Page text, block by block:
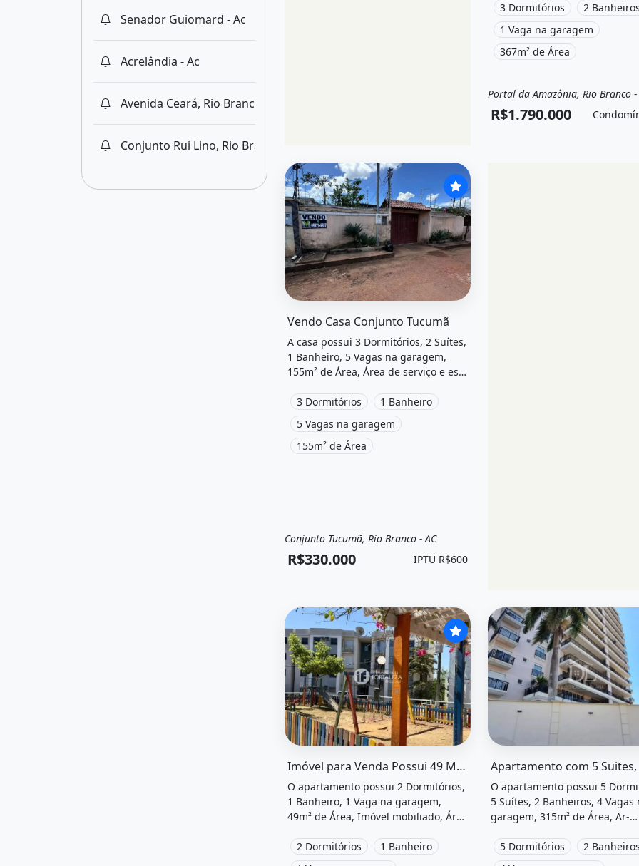
Senador Guiomard - Ac
Acrelândia - Ac
Avenida Ceará, Rio Branco - Ac
Conjunto Rui Lino, Rio Branco - Ac
está localizado em Portal da
Amazônia, Rio Branco, Ac à
por R$1.790.000 e Condomínio
R$1 /Mês.
3 Dormitórios
2 Banheiros
1 Vaga na garagem
367m² de Área
Venda Casa em
Portal da Amazônia, Rio Branco -
R$1.790.000
Vendo Casa Conjunto Tucumã
A casa possui 3 Dormitórios, 2 Suítes,
1 Banheiro, 5 Vagas na garagem,
155m² de Área, Área de serviço e está
venda por R$330.000.
3 Dormitórios
1 Banheiro
5 Vagas na garagem
155m² de Área
Venda Casa
Conjunto Tucumã, Rio Branco - AC
R$330.000 IPTU R$600
Imóvel para Venda Possui 49 Metros Quadrados com 2 Quartos em...
O apartamento possui 2 Dormitórios,
1 Banheiro, 1 Vaga na garagem,
49m² de Área, Imóvel mobiliado, Área
localizado em Via Parque, Rio Branco,
Ac à venda por R$260.000 e
2 Dormitórios
1 Banheiro
O apartamento possui 5
5 Suítes, 2 Banheiros, 4 Vagas
garagem, 315m² de Área, Ar-
Churrasqueira, Piscina,
Varanda gourmet, Vista livre,
5 Dormitórios
2 Banheiros